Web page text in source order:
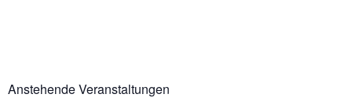
Anstehende Veranstaltungen